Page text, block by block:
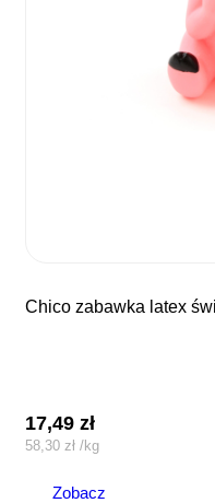
chico zabawka latex
17,49zł
58,30 zł /kg
Zobacz